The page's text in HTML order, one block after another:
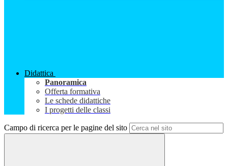
Didattica
Panoramica
Offerta formativa
Le schede didattiche
I progetti delle classi
Campo di ricerca per le pagine del sito